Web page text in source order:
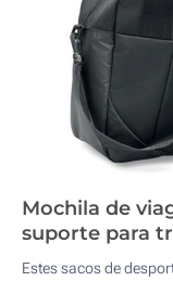
Mochila de
suporte para
Estes sacos de